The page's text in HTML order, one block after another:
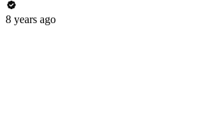
8 years ago